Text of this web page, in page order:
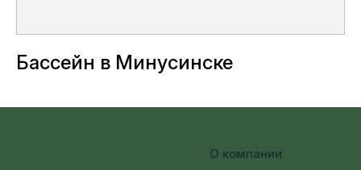
Бассейн в Минусинске
О компании